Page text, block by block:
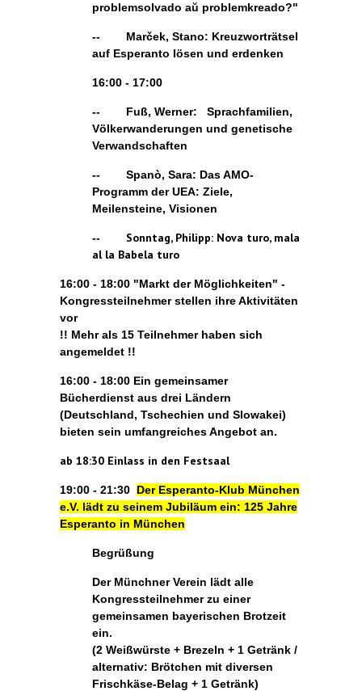
problemsolvado aŭ problemkreado?"
-- Marček, Stano: Kreuzworträtsel
auf Esperanto lösen und erdenken
16:00 - 17:00
-- Fuß, Werner: Sprachfamilien,
Völkerwanderungen und genetische
Verwandschaften
-- Spanò, Sara: Das AMO-
Programm der UEA: Ziele,
Meilensteine, Visionen
-- Sonntag, Philipp: Nova turo, mala
al la Babela turo
16:00 - 18:00 "Markt der Möglichkeiten" -
Kongressteilnehmer stellen ihre Aktivitäten
vor
!! Mehr als 15 Teilnehmer haben sich
angemeldet !!
16:00 - 18:00 Ein gemeinsamer
Bücherdienst aus drei Ländern
(Deutschland, Tschechien und Slowakei)
bieten sein umfangreiches Angebot an.
ab 18:30 Einlass in den Festsaal
19:00 - 21:30 Der Esperanto-Klub München
e.V. lädt zu seinem Jubiläum ein: 125 Jahre
Esperanto in München
Begrüßung
Der Münchner Verein lädt alle
Kongressteilnehmer zu einer
gemeinsamen bayerischen Brotzeit
ein.
(2 Weißwürste + Brezeln + 1 Getränk /
alternativ: Brötchen mit diversen
Frischkäse-Belag + 1 Getränk)